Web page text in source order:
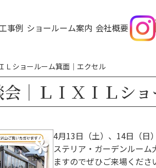
事例 ショールーム案内 会社概要
Ｌショールーム箕面｜エクセル
｜ＬＩＸＩＬシ
4月13日（土）、14日（日
ステリア・ガーデンルー
ますのでぜひご来場くださ